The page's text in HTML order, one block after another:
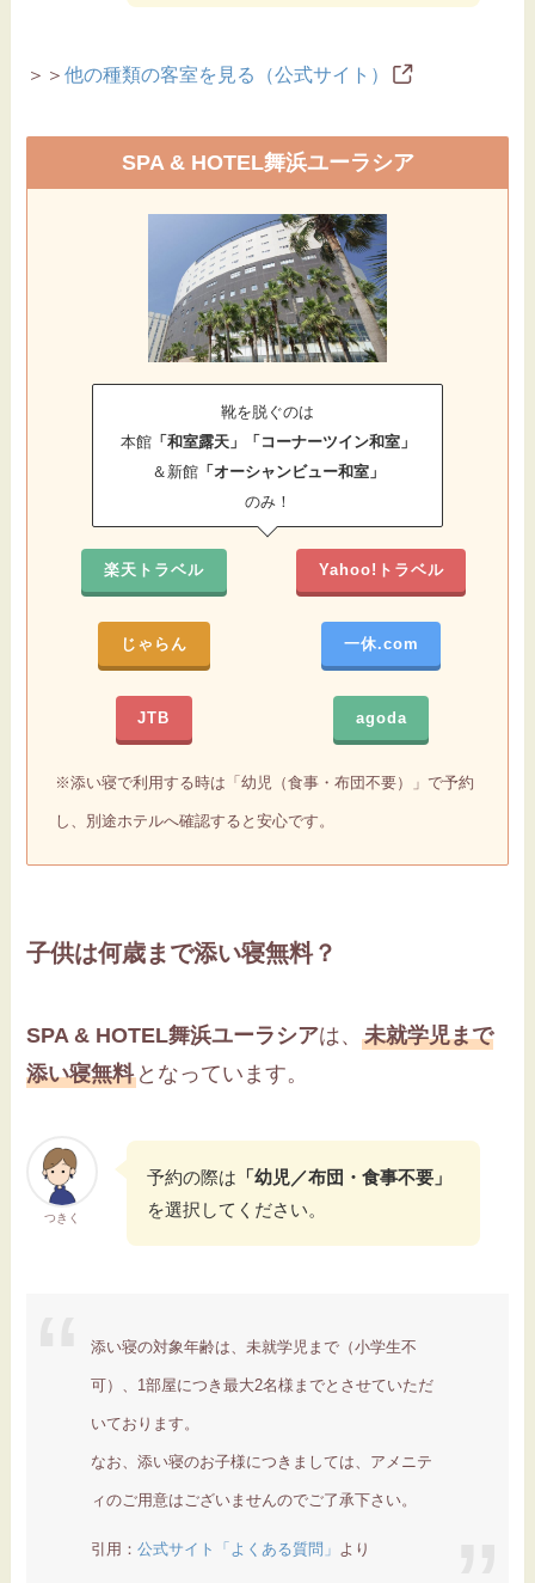
＞＞他の種類の客室を見る（公式サイト）
SPA & HOTEL舞浜ユーラシア
靴を脱ぐのは
本館「和室露天」「コーナーツイン和室」
＆新館「オーシャンビュー和室」
のみ！
楽天トラベル
じゃらん
JTB
Yahoo!トラベル
一休.com
agoda
※添い寝で利用する時は「幼児（食事・布団不要）」で予約
し、別途ホテルへ確認すると安心です。
子供は何歳まで添い寝無料？
SPA & HOTEL舞浜ユーラシアは、未就学児まで
添い寝無料 となっています。
つきく
予約の際は 「幼児／布団・食事不要」
を選択してください。
添い寝の対象年齢は、未就学児まで（小学生不
可）、1部屋につき最大2名様までとさせていただ
いております。
なお、添い寝のお子様につきましては、アメニテ
ィのご用意はございませんのでご了承下さい。
引用：公式サイト「よくある質問」 より